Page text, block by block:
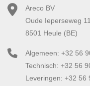
Areco BV
Oude Ieperseweg
8501 Heule (BE)
Algemeen: +32 56
Technisch: +32 56
Leveringen: +32 56